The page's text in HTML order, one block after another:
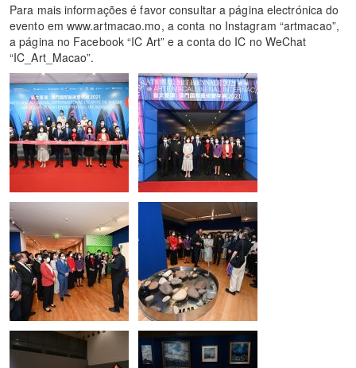
Para mais informações é favor consultar a página electrónica do
evento em www.artmacao.mo, a conta no Instagram “artmacao”,
a página no Facebook “IC Art” e a conta do IC no WeChat
“IC_Art_Macao”.